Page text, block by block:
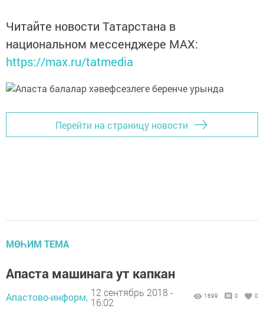
Читайте новости Татарстана в
национальном мессенджере MАХ:
https://max.ru/tatmedia
Перейти на страницу новости
МӨҺИМ ТЕМА
Апаста машинага ут капкан
Апастово-информ, 12 сентябрь 2018 -
16:02
1699 0 0